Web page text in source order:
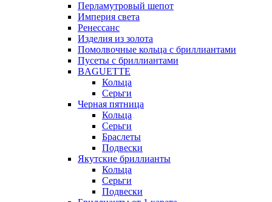
Перламутровый шепот
Империя света
Ренессанс
Изделия из золота
Помолвочные кольца с бриллиантами
Пусеты с бриллиантами
BAGUETTE
Кольца
Серьги
Черная пятница
Кольца
Серьги
Браслеты
Подвески
Якутские бриллианты
Кольца
Серьги
Подвески